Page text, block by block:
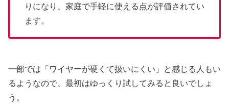
りになり、家庭で手軽に使える点が評価されてい
ます。
一部では「ワイヤーが硬くて扱いにくい」と感じる人もい
るようなので、最初はゆっくり試してみると良いでしょ
う。